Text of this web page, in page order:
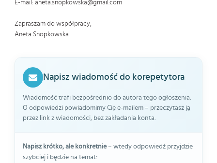
E-mail: aneta.snopkowska@gmail.com
Zapraszam do współpracy,
Aneta Snopkowska
Napisz wiadomość do korepetytora
Wiadomość trafi bezpośrednio do autora tego ogłoszenia.
O odpowiedzi powiadomimy Cię e-mailem – przeczytasz ją
przez link z wiadomości, bez zakładania konta.
Napisz krótko, ale konkretnie– wtedy odpowiedź przyjdzie
szybciej i będzie na temat: